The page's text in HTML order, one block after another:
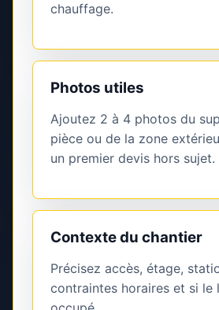
chauffage.
Photos utiles
Ajoutez 2 à 4 photos du
pièce ou de la zone
un premier devis hors sujet.
Contexte du chantier
Précisez accès, étage,
contraintes horaires et si le